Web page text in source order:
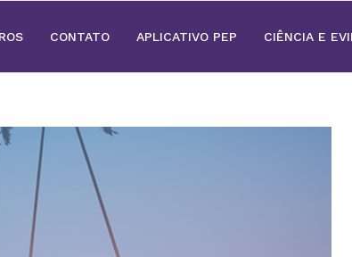
CONTATO APLICATIVO PEP CIÊNCIA E